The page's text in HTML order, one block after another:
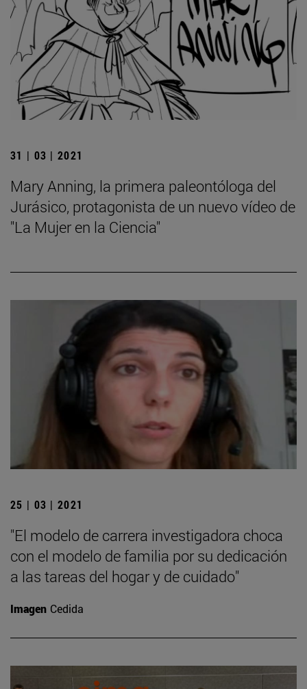
31 | 03 | 2021
Mary Anning, la primera paleontóloga del
Jurásico, protagonista de un nuevo vídeo de
"La Mujer en la Ciencia"
25 | 03 | 2021
"El modelo de carrera investigadora choca
con el modelo de familia por su dedicación
a las tareas del hogar y de cuidado"
Imagen Cedida